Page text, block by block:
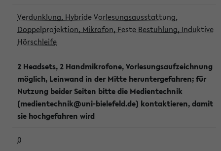
Verdunklung, Hybride Vorlesungsausstattung,
Doppelprojektion, Mikrofon, Feste Bestuhlung, Induktive
Hörschleife
2 Headsets, 2 Handmikrofone, Vorlesungsaufzeichnung
möglich, Leinwand in der Mitte heruntergefahren; für
Nutzung beider Seiten bitte die Medientechnik
(medientechnik@uni-bielefeld.de) kontaktieren, damit
sie hochgefahren wird
0